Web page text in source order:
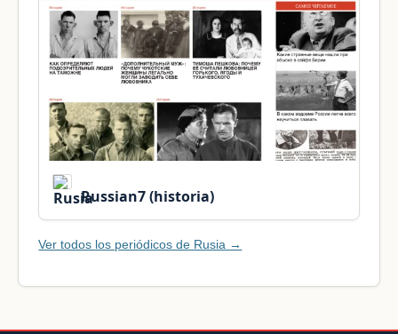
Russian7 (historia)
Ver todos los periódicos de Rusia →